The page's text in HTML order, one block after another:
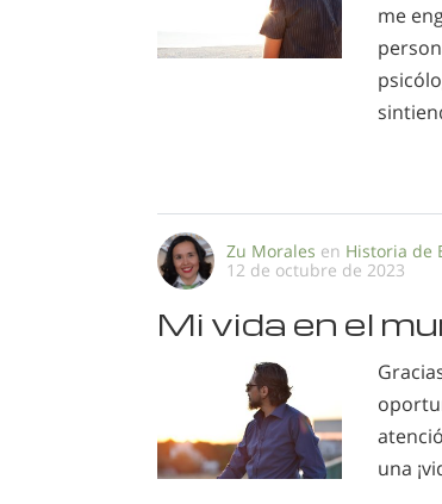
me
Zu Morales en Historia de
12 de octubre de 2023
Mi vida en el
una